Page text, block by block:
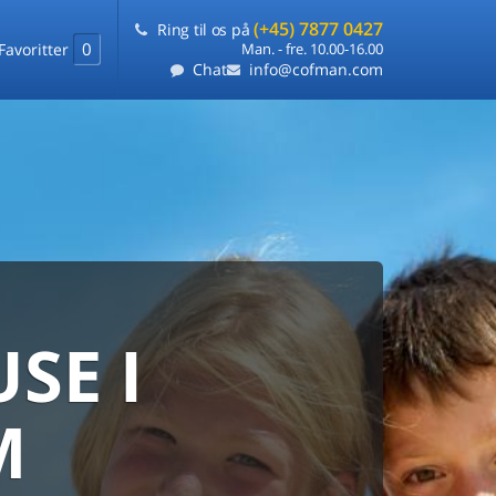
Favoritter 0
Ring til os på (+45) 7877 0427
Man. - fre. 10.00-16.00
Chat info@cofman.com
I
laveste pris
ét sted